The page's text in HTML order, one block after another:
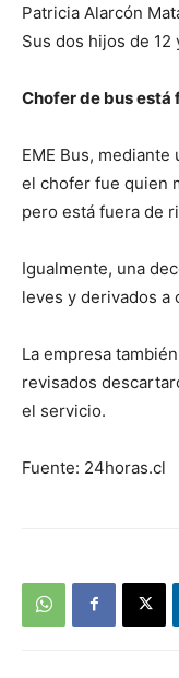
Patricia Alarcón
Sus dos hijos de 12
Chofer de bus
EME Bus,
el chofer fue quien
pero está fuera de
Igualmente, una
leves y derivados a
La empresa
revisados
el servicio.
Fuente: 24horas.cl